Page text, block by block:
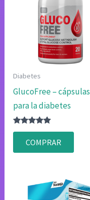
Diabetes
GlucoFree – cápsulas
para la diabetes
Valorado
4.80
de 5
COMPRAR